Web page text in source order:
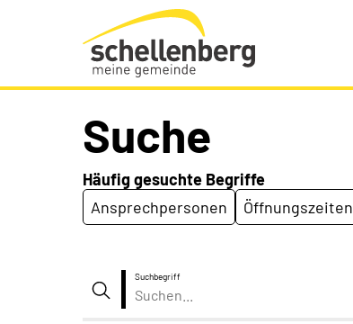
Gemeinde Schellenberg Startseite
Suche
Häufig gesuchte Begriffe
Ansprechpersonen
Öffnungszeiten
Suchbegriff